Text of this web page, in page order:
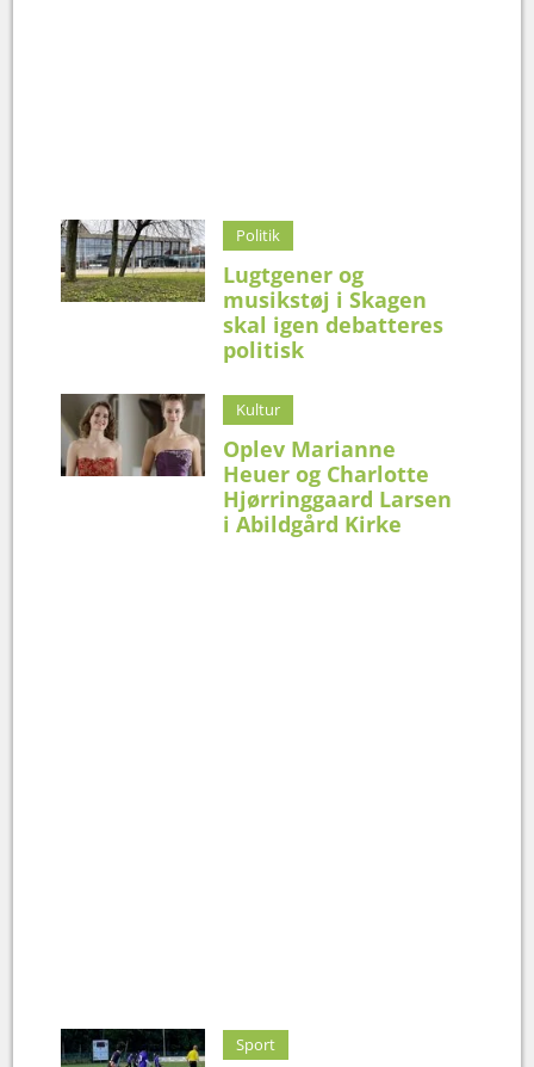
Politik
Lugtgener og
musikstøj i Skagen
skal igen debatteres
politisk
Kultur
Oplev Marianne
Heuer og Charlotte
Hjørringgaard Larsen
i Abildgård Kirke
Sport